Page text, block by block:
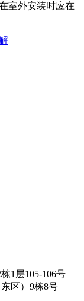
室外安装时应在
1层105-106号
区）9栋8号